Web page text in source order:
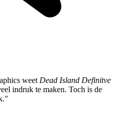
weet Dead Island Definitve
indruk te maken. Toch is de